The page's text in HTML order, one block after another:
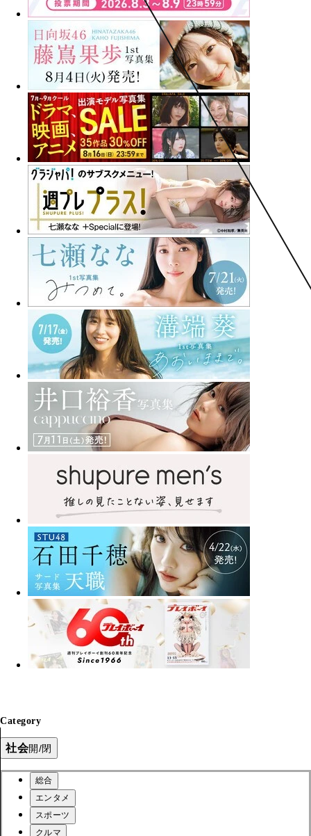
Category
社会開/閉
総合
エンタメ
スポーツ
クルマ